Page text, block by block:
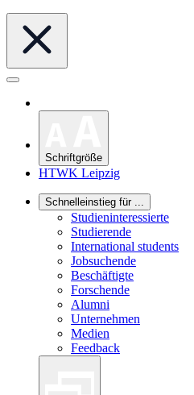
Schriftgröße
HTWK Leipzig
Schnelleinstieg für ...
Studieninteressierte
Studierende
International students
Jobsuchende
Beschäftigte
Forschende
Alumni
Unternehmen
Medien
Feedback